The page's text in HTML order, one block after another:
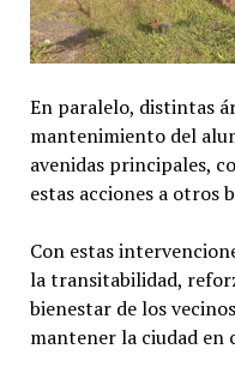
En paralelo, distintas
mantenimiento del
avenidas principales,
estas acciones a otros
Con estas
la transitabilidad,
bienestar de los
mantener la ciudad en